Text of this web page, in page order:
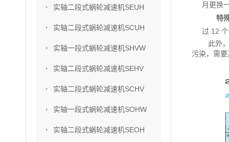
实轴二段式蜗轮减速机SEUH
实轴二段式蜗轮减速机SCUH
实轴一段式蜗轮减速机SHVW
实轴二段式蜗轮减速机SEHV
实轴二段式蜗轮减速机SCHV
实轴一段式蜗轮减速机SOHW
实轴二段式蜗轮减速机SEOH
月更换
特
过 12
此外
污染，需